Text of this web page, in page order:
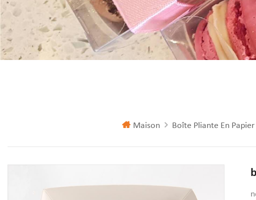
Maison Boîte Pliante En Papier